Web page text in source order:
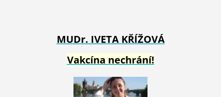
MUDr. IVETA KŘÍŽOVÁ
Vakcína nechrání!